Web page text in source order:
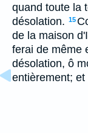
quand toute la
désolation. 15
de la maison
ferai de même
désolation, ô
entièrement;